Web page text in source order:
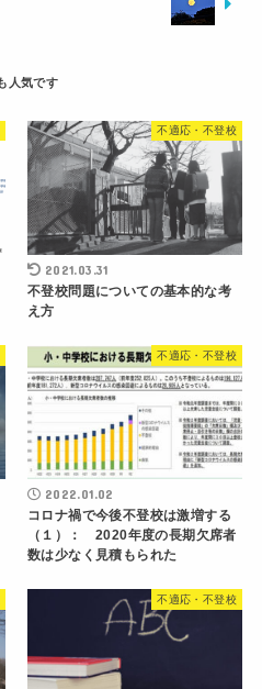
不適応・不登校
2021.03.31
不登校問題についての基本的な考
え方
不適応・不登校
2022.01.02
コロナ禍で今後不登校は激増する
（１）： 2020年度の長期欠席者
数は少なく見積もられた
不適応・不登校